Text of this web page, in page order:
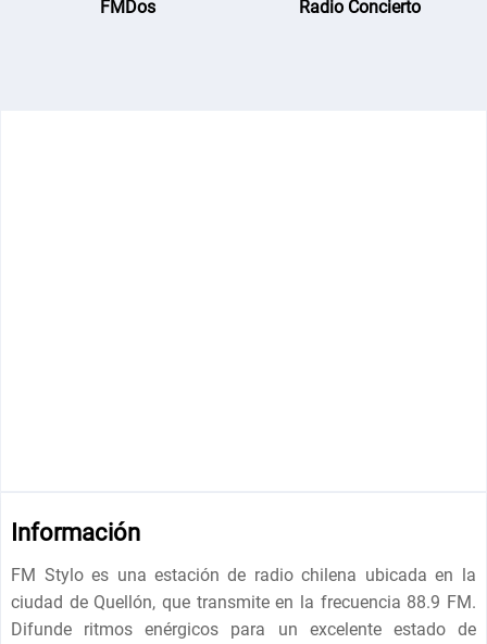
FMDos Radio Concierto
Información
FM Stylo es una estación de radio chilena ubicada en la
ciudad de Quellón, que transmite en la frecuencia 88.9 FM.
Difunde ritmos enérgicos para un excelente estado de